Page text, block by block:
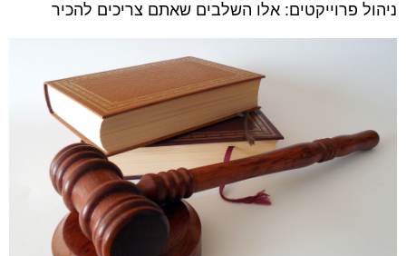
ניהול פרוייקטים: אלו השלבים שאתם צריכים להכיר